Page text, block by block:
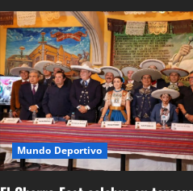
Mundo Deportivo